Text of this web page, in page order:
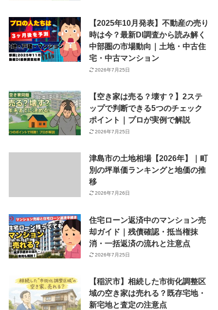
【2025年10月発表】不動産の売り
時は今？最新DI調査から読み解く
中部圏の市場動向｜土地・中古住
宅・中古マンション
2026年7月25日
【空き家は売る？壊す？】2ステ
ップで判断できる5つのチェック
ポイント｜プロが実例で解説
2026年7月25日
津島市の土地相場【2026年】｜町
別の坪単価ランキングと地価の推
移
2026年7月26日
住宅ローン返済中のマンション売
却ガイド｜残債確認・抵当権抹
消・一括返済の流れと注意点
2026年7月25日
【稲沢市】相続した市街化調整区
域の空き家は売れる？既存宅地・
新宅地と査定の注意点